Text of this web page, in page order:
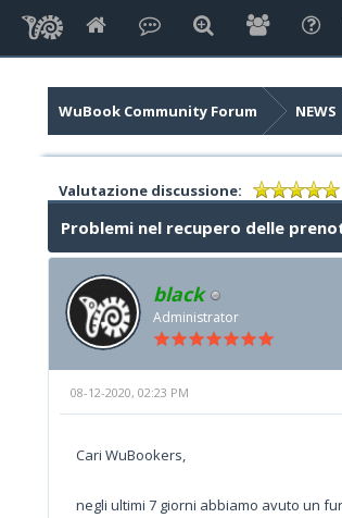
WuBook Community Forum NEWS
Valutazione discussione:
Problemi nel recupero delle
black
Administrator
08-12-2020, 02:23 PM
Cari WuBookers,
negli ultimi 7 giorni abbiamo avuto un